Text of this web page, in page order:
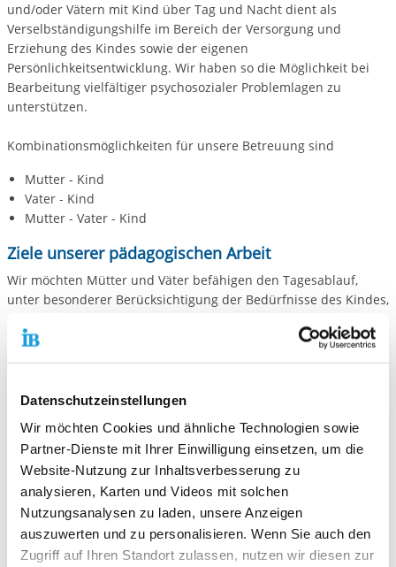
Datenschutzeinstellungen
Wir möchten Cookies und ähnliche Technologien sowie
Partner-Dienste mit Ihrer Einwilligung einsetzen, um die
Website-Nutzung zur Inhaltsverbesserung zu
analysieren, Karten und Videos mit solchen
Nutzungsanalysen zu laden, unsere Anzeigen
auszuwerten und zu personalisieren. Wenn Sie auch den
Zugriff auf Ihren Standort zulassen, nutzen wir diesen zur
und/oder Vätern mit Kind über Tag und Nacht dient als
Verselbständigungshilfe im Bereich der Versorgung und
Erziehung des Kindes sowie der eigenen
Persönlichkeitsentwicklung. Wir haben so die Möglichkeit bei
Bearbeitung vielfältiger psychosozialer Problemlagen zu
unterstützen.
Kombinationsmöglichkeiten für unsere Betreuung sind
Mutter - Kind
Vater - Kind
Mutter - Vater - Kind
Ziele unserer pädagogischen Arbeit
Wir möchten Mütter und Väter befähigen den Tagesablauf,
unter besonderer Berücksichtigung der Bedürfnisse des Kindes,
Stärken der personalen und sozial - emotionalen
Kind
Anleiten bei der altersgerechten Beschäftigung mit dem Kind
Erwerb von Fähigkeiten zur Säuglings- und Kinderpflege
Entwickeln der Fähigkeit zur Selbstversorgung im
hauswirtschaftlichen Bereich
Fördern der Persönlichkeitsentwicklung im sozialen und
schulisch/beruflichen Bereich
ggf. Vermitteln externer therapeutischer Leistungen
Begleiten im Hilfeplanprozess